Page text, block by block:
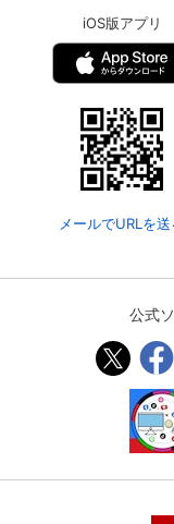
会員情報
iOS版アプリ
メールでURLを送
公式